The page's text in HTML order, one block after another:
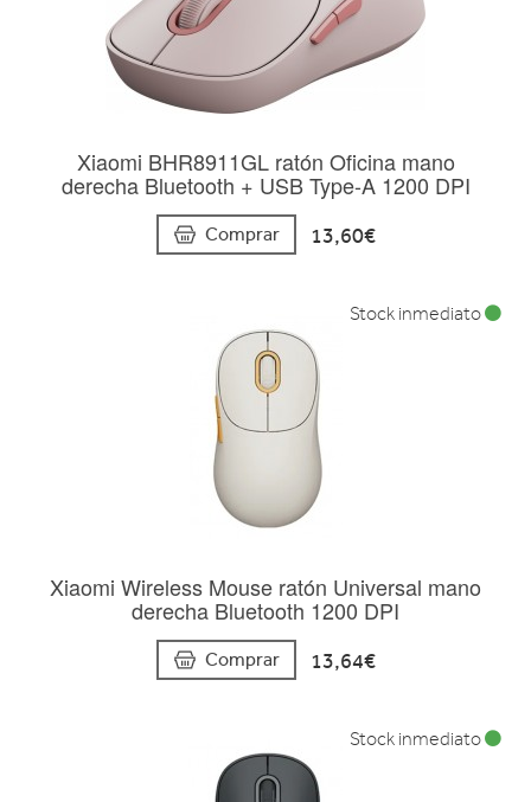
Xiaomi BHR8911GL ratón Oficina mano
derecha Bluetooth + USB Type-A 1200 DPI
Comprar 13,60€
Xiaomi Wireless Mouse ratón Universal mano
derecha Bluetooth 1200 DPI
Comprar 13,64€
Stock inmediato
Stock inmediato